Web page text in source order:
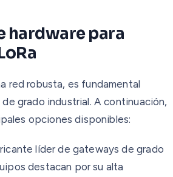
hardware para
red robusta, es fundamental
grado industrial. A continuación,
opciones disponibles:
líder de gateways de grado
destacan por su alta